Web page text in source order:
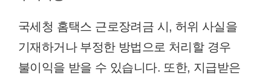
국세청 홈택스 근로장려금 시, 허위 사실을
기재하거나 부정한 방법으로 처리할 경우
불이익을 받을 수 있습니다. 또한, 지급받은